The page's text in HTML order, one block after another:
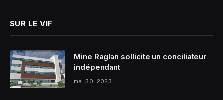
SUR LE VIF
Mine Raglan sollicite un conciliateur
indépendant
mai 30, 2023